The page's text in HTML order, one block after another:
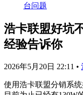
台问题
浩卡联盟好坑
经验告诉你
2026年5月20日 22:11 •
使用浩卡联盟分销系